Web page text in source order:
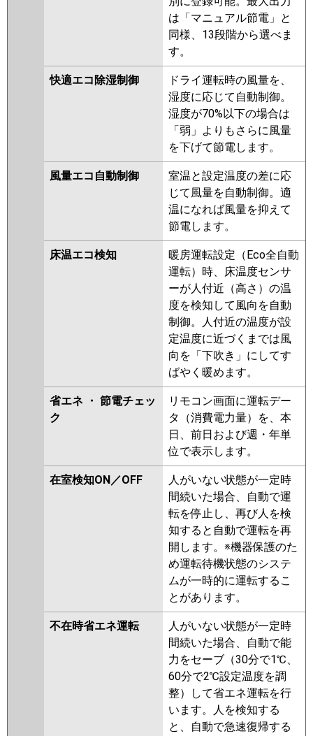
HRMP140EFZ PLZX-HRMP140EZ
PLZX-ERMP140EEZ PLZX-
ERMP140EZ
PLZX-HRMP140EFGY PLZX-
HRMP140EFY PLZX-HRMP140EY
PLZX-ERMP140EEY
PLZX-
ERMP140EY PLZX-ERMP140ELEY
PLZX-HRMP140EFGV PLZX-
HRMP140EFV PLZX-HRMP140EV
PLZX-ERMP140EEW
PLZX-
ERMP140EW PLZX-
ERMP140ELEW PLZX-
ERMP140EEV PLZX-ERMP140EV
PLZX-ERMP140ELEV
ERMP140EER PLZX-ERMP140ER
PLZX-ERMP140ELER
RCI-GP140RHNP5 RCI-
GP140RSHP11 RCI-GP140RHNP4
RCI-GP140RSHP9 RCI-
GP140RHNP3 RCI-GP140RSHP8
RCI-GP140RHNP2 RCI-
GP140RSHP7
RCI-GP140RHNP1
RCI-GP140RSHP6 RCI-
GP140RSHP5 RCI-GP140RHNP
RCI-GP140RSHP4 RCI-
AP140HNP9-kobe RCI-
AP140HNP9 RCI-GP140RSHP3
FDTV1406HP6S FDTV1406HP6S-
FDTV1406HP6S-airf
FDTV1406HP6S-osj
FDTK1405HP5SA-rak
FDTK1405HP5SA-airf
FDTK1405HP5SA
FDTK1405HP5SA-osj
FDTV1405HPA5SA
FDTV1405HPA5SA-osj
FDTV1405HPA5SA-rak
FDTV1405HPA5SA-airf
FDTK1405HP5S FDTK1405HP5S-
FDTK1405HP5S-rak
FDTK1405HP5S-airf
FDTV1405HPA5S-osj
は「マニュアル節電」と
同様、13段階から選べま
す。
快適エコ除湿制御
ドライ運転時の風量を、
湿度に応じて自動制御。
湿度が70%以下の場合は
「弱」よりもさらに風量
を下げて節電します。
風量エコ自動制御
室温と設定温度の差に応
じて風量を自動制御。適
温になれば風量を抑えて
節電します。
床温エコ検知
暖房運転設定（Eco全自動
運転）時、床温度センサ
ーが人付近（高さ）の温
度を検知して風向を自動
制御。人付近の温度が設
定温度に近づくまでは風
向を「下吹き」にしてす
ばやく暖めます。
省エネ ・ 節電チェッ
ク
リモコン画面に運転デー
タ（消費電力量）を、本
日、前日および週・年単
位で表示します。
在室検知ON／OFF
人がいない状態が一定時
間続いた場合、自動で運
転を停止し、再び人を検
知すると自動で運転を再
開します。※機器保護のた
め運転待機状態のシステ
ムが一時的に運転するこ
とがあります。
不在時省エネ運転
人がいない状態が一定時
間続いた場合、自動で能
力をセーブ（30分で1℃、
60分で2℃設定温度を調
整）して省エネ運転を行
います。人を検知する
と、自動で急速復帰する